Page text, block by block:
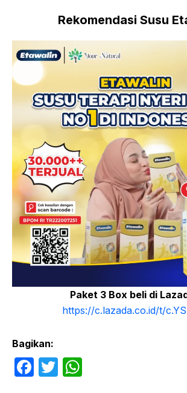
Rekomendasi Susu
Paket 3 Box beli di
https://c.lazada.co.id/t/
Bagikan:
F
T